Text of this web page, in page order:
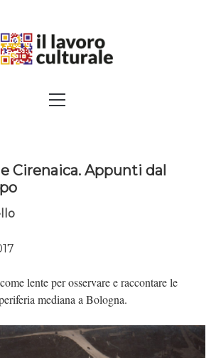
AFFACCIARSI SUL
Menu
Cirenaica. Appunti dal
lente per osservare e raccontare le
mediana a Bologna.